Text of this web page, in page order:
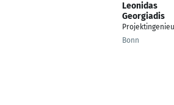
Leonidas
Georgiadis
Bonn